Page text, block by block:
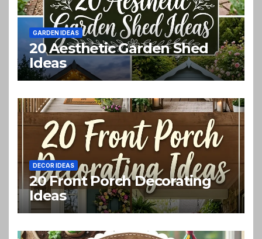
GARDEN IDEAS
20 Aesthetic Garden Shed
Ideas
DECOR IDEAS
20 Front Porch Decorating
Ideas